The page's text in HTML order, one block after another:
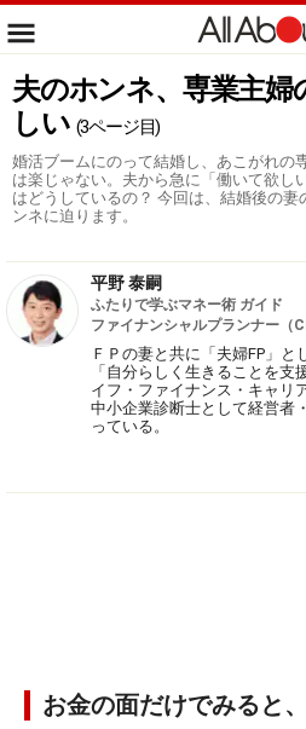
夫のホンネ、専業主
しい (3ページ目)
婚活ブームにのって結婚し、あこがれの
は楽じゃない。夫から急に「働いて欲し
はどうしているの？ 今回は、結婚後の
ンネに迫ります。
平野 泰嗣
ふたりで学ぶマネー術 ガイド
ファイナンシャルプランナー（
ＦＰの妻と共に「夫婦FP」と
「自分らしく生きることを支
イフ・ファイナンス・キャリ
中小企業診断士として経営者
っている。
お金の面だけでみると